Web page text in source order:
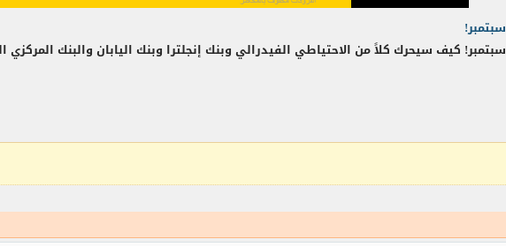
آفاق السوق الأسبوعية: 20- 24 سبتمبر! كيف سيحرك كلاً من الاحتياطي الفيدرالي وبنك إنجلترا وبنك